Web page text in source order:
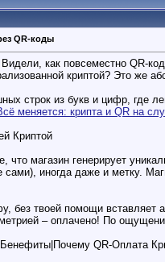
QR-коды
как повсеместно QR-
криптой? Это же
строк из букв и цифр, где
меняется: крипта и QR на
Криптой
что магазин генерирует
иногда даже и метку.
без твоей помощи вставляет
– оплачено! По
QR-Оплата